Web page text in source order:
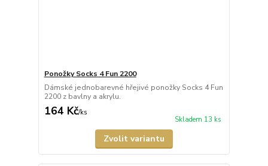
Ponožky Socks 4 Fun 2200
Dámské jednobarevné hřejivé ponožky Socks 4 Fun
2200 z bavlny a akrylu.
164 Kč/ks
Skladem 13 ks
Zvolit variantu